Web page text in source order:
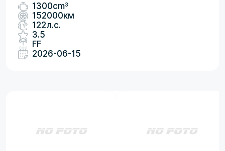
1300cm3
152000км
122л.с.
3.5
FF
2026-06-15